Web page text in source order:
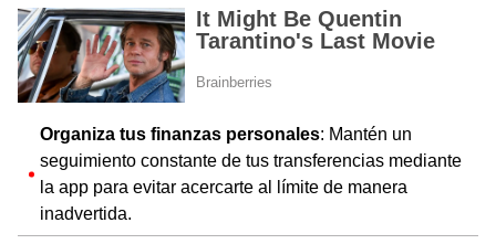
Organiza tus finanzas personales: Mantén un
seguimiento constante de tus transferencias mediante
la app para evitar acercarte al límite de manera
inadvertida.